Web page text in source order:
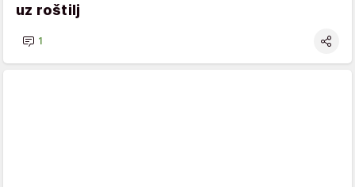
uz roštilj
1